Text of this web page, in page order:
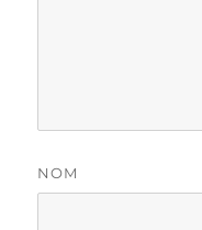
NOM